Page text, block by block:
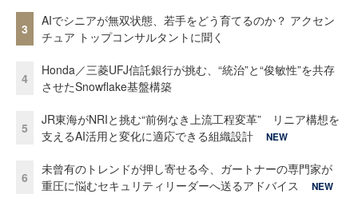
3
AIでシニアが無双状態、若手をどう育てるのか？ アクセン
チュア トップコンサルタントに聞く
4
Honda／三菱UFJ信託銀行が挑む、“統治”と“俊敏性”を共存
させたSnowflake基盤構築
5
JR東海がNRIと挑む“前例なき上流工程変革” リニア構想を
支えるAI活用と変化に適応できる組織設計
NEW
6
未曾有のトレンドが押し寄せる今、ガートナーの専門家が
重圧に悩むセキュリティリーダーへ送るアドバイス
NEW